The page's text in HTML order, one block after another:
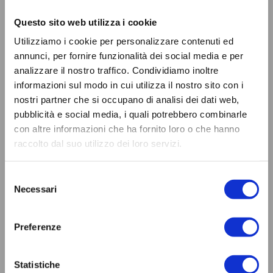
Questo sito web utilizza i cookie
Utilizziamo i cookie per personalizzare contenuti ed
annunci, per fornire funzionalità dei social media e per
analizzare il nostro traffico. Condividiamo inoltre
informazioni sul modo in cui utilizza il nostro sito con i
nostri partner che si occupano di analisi dei dati web,
pubblicità e social media, i quali potrebbero combinarle
con altre informazioni che ha fornito loro o che hanno
raccolto dal suo utilizzo dei loro servizi.
delNecessari
Preferenze
Statistiche